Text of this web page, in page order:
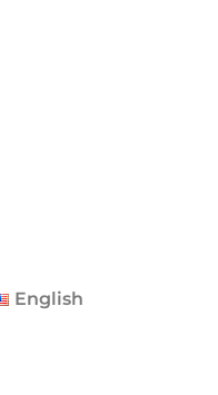
English